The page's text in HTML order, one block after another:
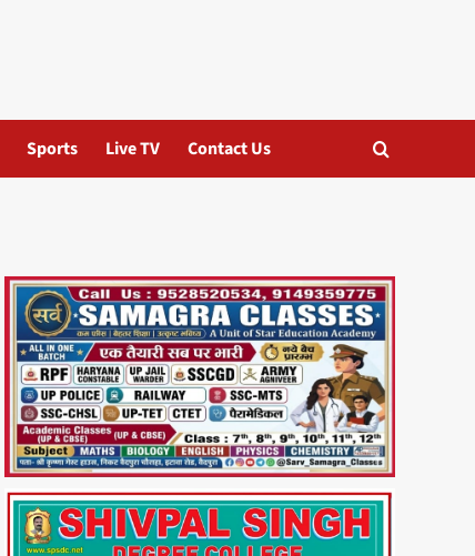
Sports Live TV Contact Us